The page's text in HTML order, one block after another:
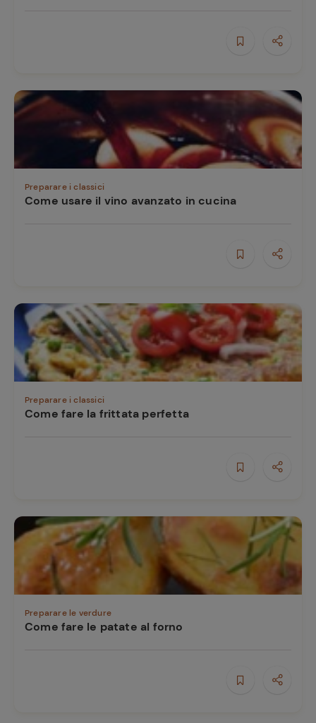
Preparare i classici
Come usare il vino avanzato in cucina
Preparare i classici
Come fare la frittata perfetta
Preparare le verdure
Come fare le patate al forno